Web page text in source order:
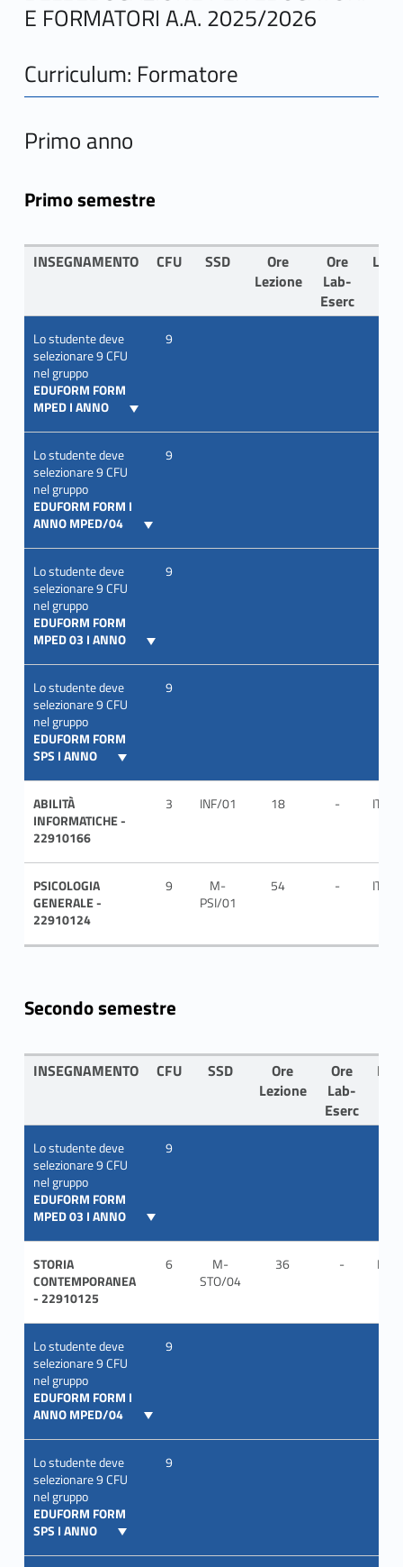
E FORMATORI A.A. 2025/2026
Curriculum: Formatore
Primo anno
Primo semestre
INSEGNAMENTO CFU SSD
Ore
Lezione
Ore
Lab-
Eserc
Lo studente deve
selezionare 9 CFU
nel gruppo
EDUFORM FORM
MPED I ANNO
9
Lo studente deve
selezionare 9 CFU
nel gruppo
EDUFORM FORM I
ANNO MPED/04
9
Lo studente deve
selezionare 9 CFU
nel gruppo
EDUFORM FORM
MPED 03 I ANNO
9
Lo studente deve
selezionare 9 CFU
nel gruppo
EDUFORM FORM
SPS I ANNO
9
ABILITÀ
INFORMATICHE -
22910166
3 INF/01 18 - ITA
PSICOLOGIA
GENERALE -
22910124
9
M-
PSI/01
54 - ITA
Secondo semestre
INSEGNAMENTO CFU SSD
Ore
Lezione
Ore
Lab-
Eserc
Lo studente deve
selezionare 9 CFU
nel gruppo
EDUFORM FORM
MPED 03 I ANNO
9
STORIA
CONTEMPORANEA
- 22910125
6
M-
STO/04
36 - ITA
Lo studente deve
selezionare 9 CFU
nel gruppo
EDUFORM FORM I
ANNO MPED/04
9
Lo studente deve
selezionare 9 CFU
nel gruppo
EDUFORM FORM
SPS I ANNO
9